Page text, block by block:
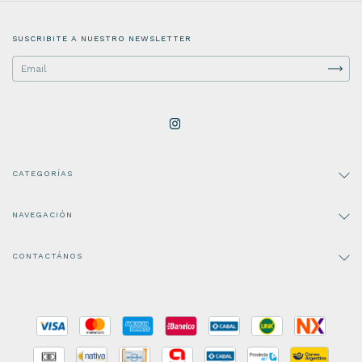
SUSCRIBITE A NUESTRO NEWSLETTER
CATEGORÍAS
NAVEGACIÓN
CONTACTÁNOS